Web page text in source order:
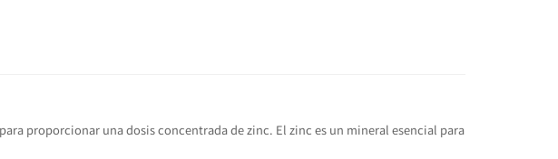
proporcionar una dosis concentrada de zinc. El zinc es un mineral esencial para